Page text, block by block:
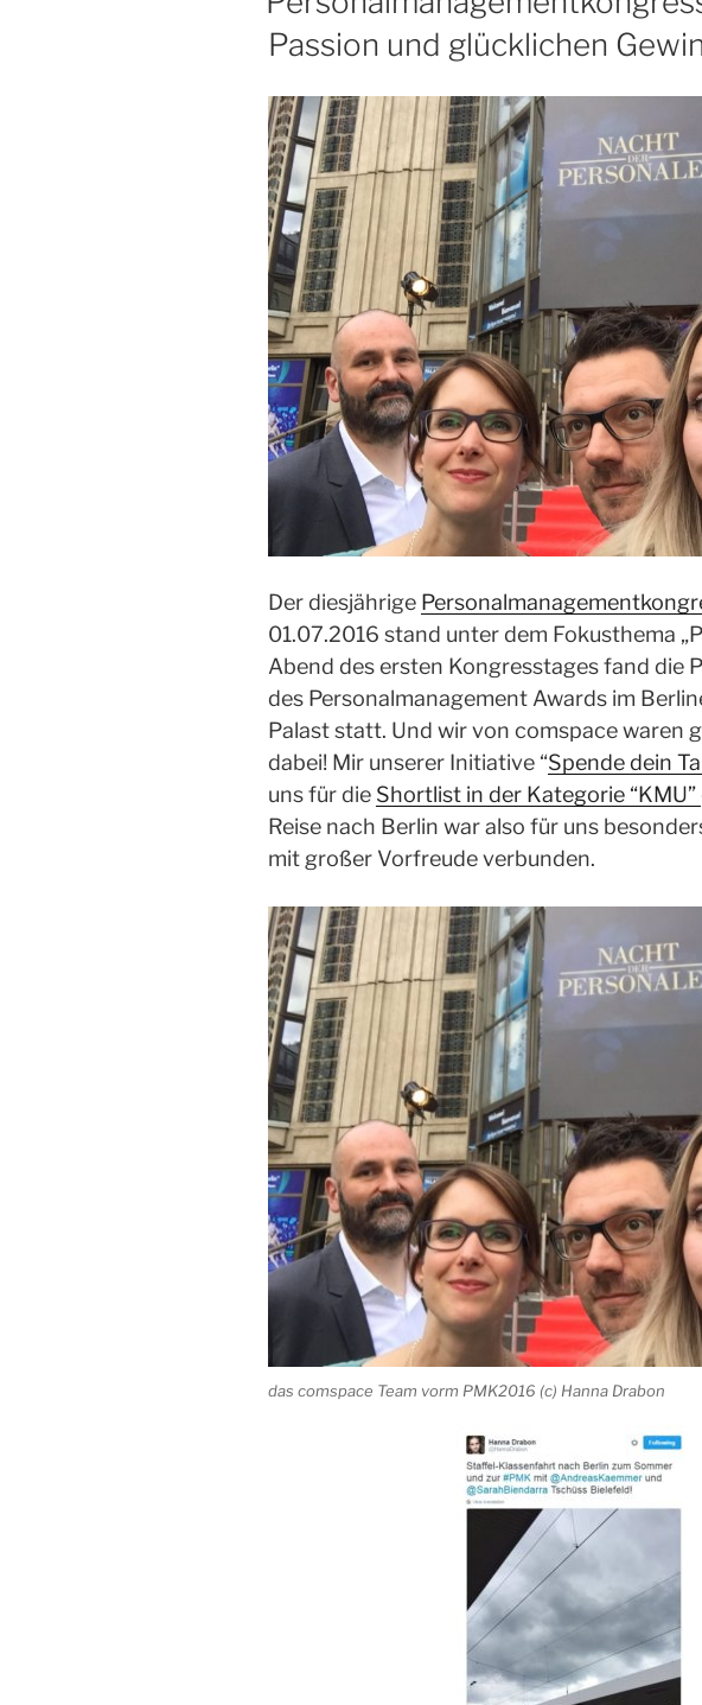
Passion und glücklichen
Der diesjährige
01.07.2016 stand unter dem Fokusthema
Abend des ersten Kongresstages fand die
des Personalmanagement Awards im
Palast statt. Und wir von comspace waren
dabei! Mir unserer Initiative “Spende dein
uns für die Shortlist in der Kategorie “KMU”
Reise nach Berlin war also für uns
mit großer Vorfreude verbunden.
das comspace Team vorm PMK2016 (c) Hanna Drabon